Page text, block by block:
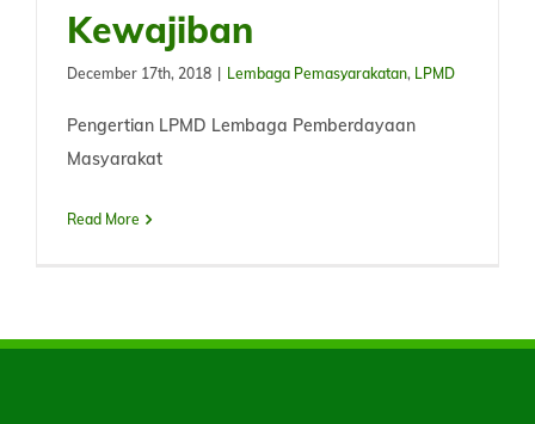
Kewajiban
December 17th, 2018 | Lembaga Pemasyarakatan, LPMD
Pengertian LPMD Lembaga Pemberdayaan
Masyarakat
Read More